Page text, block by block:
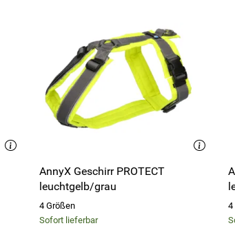
AnnyX Geschirr PROTECT
leuchtgelb/grau
4 Größen
Sofort lieferbar
4